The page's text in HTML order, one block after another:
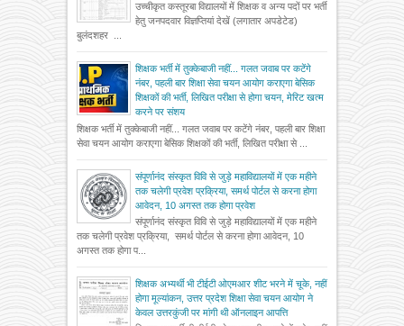
उच्चीकृत कस्तूरबा विद्यालयों में शिक्षक व अन्य पदों पर भर्ती
हेतु जनपदवार विज्ञप्तियां देखें (लगातार अपडेटेड)
बुलंदशहर ...
शिक्षक भर्ती में तुक्केबाजी नहीं... गलत जवाब पर कटेंगे
नंबर, पहली बार शिक्षा सेवा चयन आयोग कराएगा बेसिक
शिक्षकों की भर्ती, लिखित परीक्षा से होगा चयन, मेरिट खत्म
करने पर संशय
शिक्षक भर्ती में तुक्केबाजी नहीं... गलत जवाब पर कटेंगे नंबर, पहली बार शिक्षा
सेवा चयन आयोग कराएगा बेसिक शिक्षकों की भर्ती, लिखित परीक्षा से ...
संपूर्णानंद संस्कृत विवि से जुड़े महाविद्यालयों में एक महीने
तक चलेगी प्रवेश प्रक्रिया, समर्थ पोर्टल से करना होगा
आवेदन, 10 अगस्त तक होगा प्रवेश
संपूर्णानंद संस्कृत विवि से जुड़े महाविद्यालयों में एक महीने
तक चलेगी प्रवेश प्रक्रिया, समर्थ पोर्टल से करना होगा आवेदन, 10
अगस्त तक होगा प...
शिक्षक अभ्यर्थी भी टीईटी ओएमआर शीट भरने में चूके, नहीं
होगा मूल्यांकन, उत्तर प्रदेश शिक्षा सेवा चयन आयोग ने
केवल उत्तरकुंजी पर मांगी थी ऑनलाइन आपत्ति